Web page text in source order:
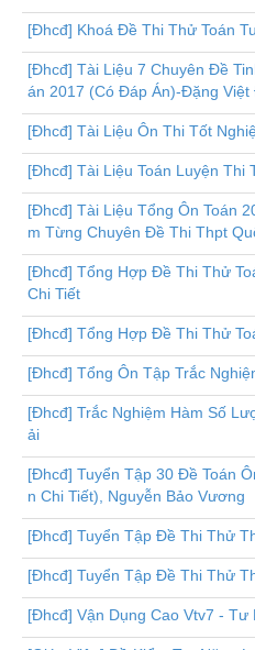
[Đhcđ] Khoá Đề Thi Thử Toán
[Đhcđ] Tài Liệu 7 Chuyên Đề
án 2017 (Có Đáp Án)-Đặng Việt
[Đhcđ] Tài Liệu Ôn Thi Tốt
[Đhcđ] Tài Liệu Toán Luyện Thi
[Đhcđ] Tài Liệu Tổng Ôn Toán
m Từng Chuyên Đề Thi Thpt
[Đhcđ] Tổng Hợp Đề Thi Thử
Chi Tiết
[Đhcđ] Tổng Hợp Đề Thi Thử
[Đhcđ] Tổng Ôn Tập Trắc
[Đhcđ] Trắc Nghiệm Hàm Số
ải
[Đhcđ] Tuyển Tập 30 Đề Toán
n Chi Tiết), Nguyễn Bảo Vương
[Đhcđ] Tuyển Tập Đề Thi Thử
[Đhcđ] Tuyển Tập Đề Thi Thử
[Đhcđ] Vận Dụng Cao Vtv7 - Tư